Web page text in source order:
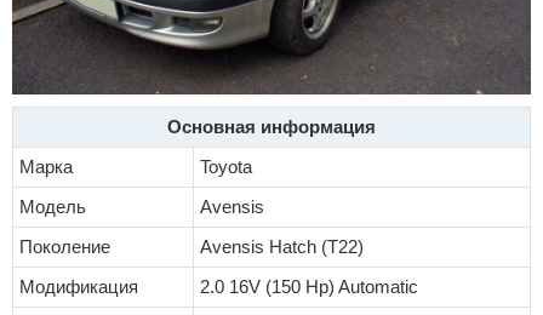
Основная информация
Марка
Toyota
Модель
Avensis
Поколение
Avensis Hatch (T22)
Модификация
2.0 16V (150 Hp) Automatic